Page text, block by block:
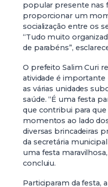
popular presente nas
proporcionar um
socialização entre os
“Tudo muito
de parabéns”,
O prefeito Salim Curi
atividade é importante
as várias unidades
saúde. “É uma festa
que contribui para
momentos ao lado
diversas brincadeiras
da secretária
uma festa
concluiu.
Participaram da festa,